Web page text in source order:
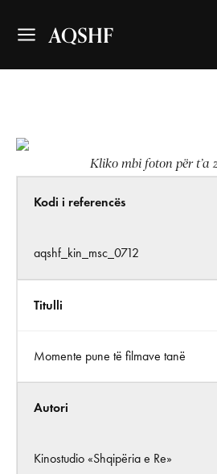
AQSHF
Kliko mbi foton për t’a
Kodi i referencës
aqshf_kin_msc_0712
Titulli
Momente pune të filmave tanë
Autori
Kinostudio «Shqipëria e Re»